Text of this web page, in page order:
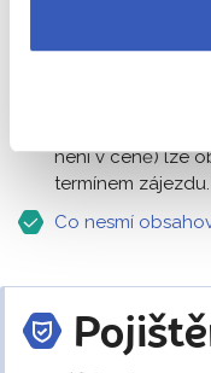
Každý pasažér
není v ceně) lze
termínem zájezdu.
Co nesmí